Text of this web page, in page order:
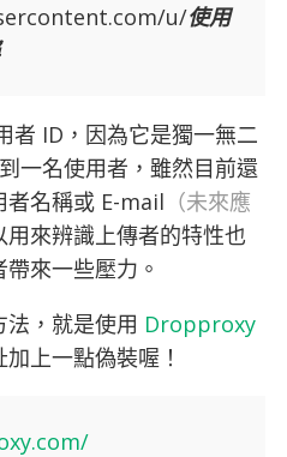
u/使用
者 ID，因為它是獨一無二
一名使用者，雖然目前還
者名稱或 E-mail （未來應
用來辨識上傳者的特性也
來一些壓力。
，就是使用 Dropproxy
上一點偽裝喔！